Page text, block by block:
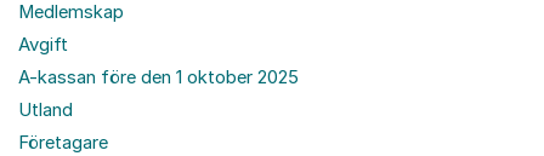
Medlemskap
Avgift
A-kassan före den 1 oktober 2025
Utland
Företagare